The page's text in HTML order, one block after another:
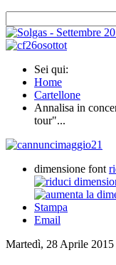
Sei qui:
Home
Cartellone
Annalisa in
tour"...
dimensione font
Stampa
Email
Martedì, 28 Aprile 2015